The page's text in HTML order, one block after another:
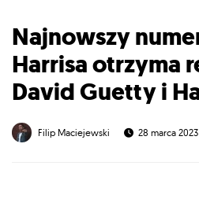
Najnowszy
Harrisa otrzyma
David Guetty i
Filip Maciejewski 28 marca 2023